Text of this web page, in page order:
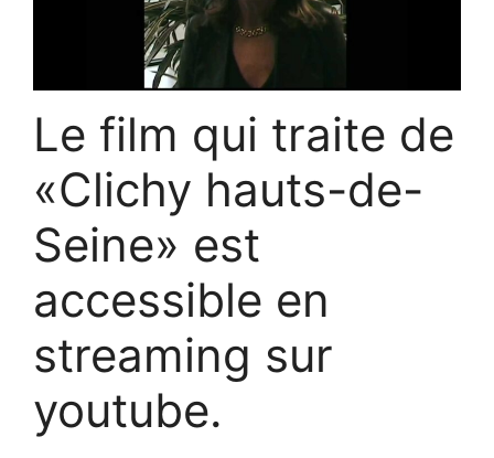
Le film qui traite de
«Clichy hauts-de-
Seine» est
accessible en
streaming sur
youtube.